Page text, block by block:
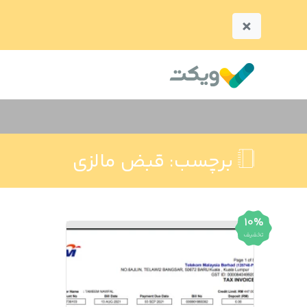
×
برچسب: قبض مالزی
10%
تخفیف